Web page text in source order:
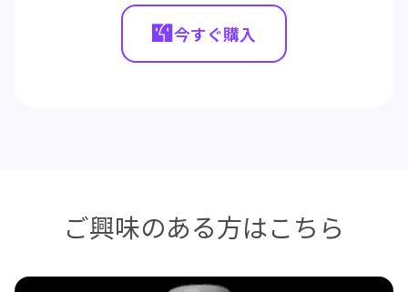
今すぐ購入
ご興味のある方はこちら